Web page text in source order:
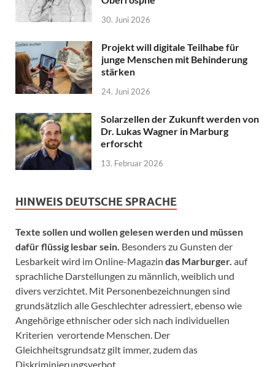
30. Juni 2026
Projekt will digitale Teilhabe für
junge Menschen mit Behinderung
stärken
24. Juni 2026
Solarzellen der Zukunft werden von
Dr. Lukas Wagner in Marburg
erforscht
13. Februar 2026
HINWEIS DEUTSCHE SPRACHE
Texte sollen und wollen gelesen werden und müssen
dafür flüssig lesbar sein. Besonders zu Gunsten der
Lesbarkeit wird im Online-Magazin das Marburger. auf
sprachliche Darstellungen zu männlich, weiblich und
divers verzichtet. Mit Personenbezeichnungen sind
grundsätzlich alle Geschlechter adressiert, ebenso wie
Angehörige ethnischer oder sich nach individuellen
Kriterien verortende Menschen. Der
Gleichheitsgrundsatz gilt immer, zudem das
Diskriminierungsverbot.